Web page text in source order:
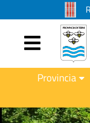
Provincia